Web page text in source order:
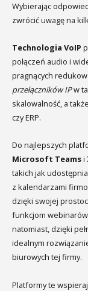
Wybierając
zwrócić uwagę na
Technologia VoIP
połączeń audio i
pragnących
przełączników IPw
skalowalność, a
czy ERP.
Do najlepszych
Microsoft Teamsi
takich jak
z kalendarzami
dzięki swojej
funkcjom
natomiast, dzięki
idealnym
biurowych tej firmy.
Platformy te